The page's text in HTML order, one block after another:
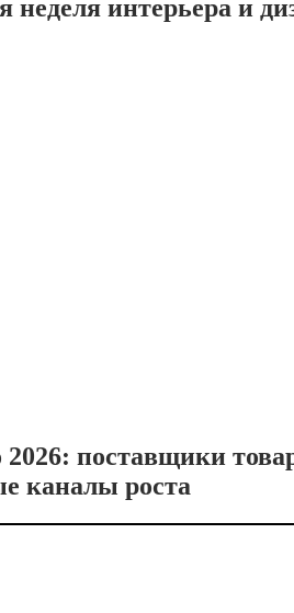
интерьера и
поставщики
каналы роста